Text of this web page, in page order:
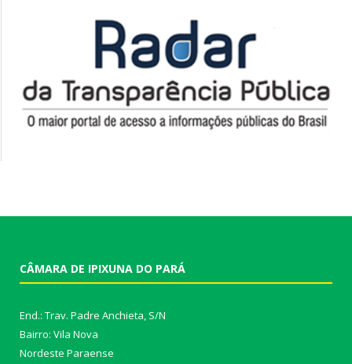
CÂMARA DE IPIXUNA DO PARÁ
End.: Trav. Padre Anchieta, S/N
Bairro: Vila Nova
Nordeste Paraense